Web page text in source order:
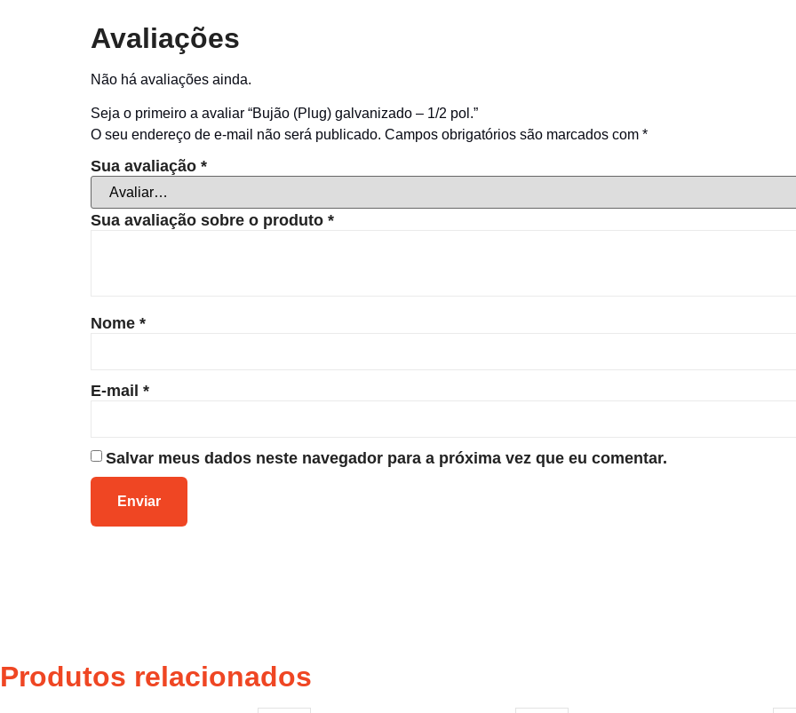
Avaliações
Não há avaliações ainda.
Seja o primeiro a avaliar “Bujão (Plug) galvanizado – 1/2 pol.”
O seu endereço de e-mail não será publicado. Campos obrigatórios são marcados com *
Sua avaliação *
Sua avaliação sobre o produto *
Nome *
E-mail *
Salvar meus dados neste navegador para a próxima vez que eu comentar.
Produtos relacionados